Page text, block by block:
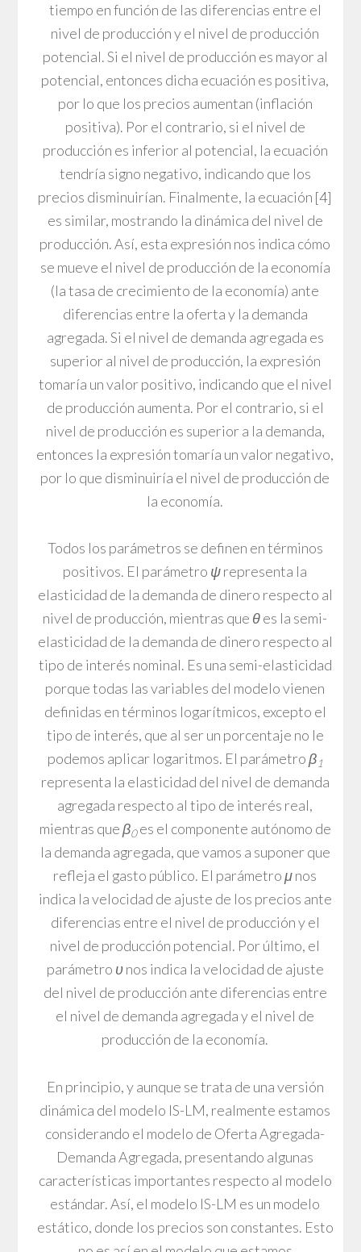
tiempo en función de las diferencias entre el
nivel de producción y el nivel de producción
potencial. Si el nivel de producción es mayor al
potencial, entonces dicha ecuación es positiva,
por lo que los precios aumentan (inflación
positiva). Por el contrario, si el nivel de
producción es inferior al potencial, la ecuación
tendría signo negativo, indicando que los
precios disminuirían. Finalmente, la ecuación [4]
es similar, mostrando la dinámica del nivel de
producción. Así, esta expresión nos indica cómo
se mueve el nivel de producción de la economía
(la tasa de crecimiento de la economía) ante
diferencias entre la oferta y la demanda
agregada. Si el nivel de demanda agregada es
superior al nivel de producción, la expresión
tomaría un valor positivo, indicando que el nivel
de producción aumenta. Por el contrario, si el
nivel de producción es superior a la demanda,
entonces la expresión tomaría un valor negativo,
por lo que disminuiría el nivel de producción de
la economía.
Todos los parámetros se definen en términos
positivos. El parámetro ψrepresenta la
elasticidad de la demanda de dinero respecto al
nivel de producción, mientras que θes la semi-
elasticidad de la demanda de dinero respecto al
tipo de interés nominal. Es una semi-elasticidad
porque todas las variables del modelo vienen
definidas en términos logarítmicos, excepto el
tipo de interés, que al ser un porcentaje no le
podemos aplicar logaritmos. El parámetroβ1
representa la elasticidad del nivel de demanda
agregada respecto al tipo de interés real,
mientras queβ0es el componente autónomo de
la demanda agregada, que vamos a suponer que
refleja el gasto público. El parámetroμnos
indica la velocidad de ajuste de los precios ante
diferencias entre el nivel de producción y el
nivel de producción potencial. Por último, el
parámetro υnos indica la velocidad de ajuste
del nivel de producción ante diferencias entre
el nivel de demanda agregada y el nivel de
producción de la economía.
En principio, y aunque se trata de una versión
dinámica del modelo IS-LM, realmente estamos
considerando el modelo de Oferta Agregada-
Demanda Agregada, presentando algunas
características importantes respecto al modelo
estándar. Así, el modelo IS-LM es un modelo
estático, donde los precios son constantes. Esto